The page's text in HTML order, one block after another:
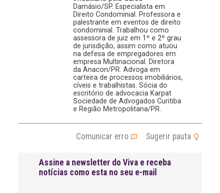
Damásio/SP. Especialista em
Direito Condominial. Professora e
palestrante em eventos de direito
condominial. Trabalhou como
assessora de juiz em 1º e 2º grau
de jurisdição, assim como atuou
na defesa de empregadores em
empresa Multinacional. Diretora
da Anacon/PR. Advoga em
carteira de processos imobiliários,
cíveis e trabalhistas. Sócia do
escritório de advocacia Karpat
Sociedade de Advogados Curitiba
e Região Metropolitana/PR.
Comunicar erro Sugerir pauta
Assine a newsletter do Viva e receba
notícias como esta no seu e-mail